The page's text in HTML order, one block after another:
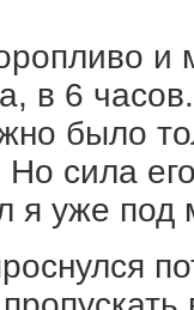
в 6
было
сила
я уже под